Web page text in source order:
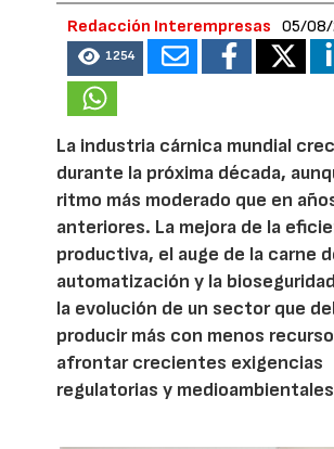
Redacción Interempresas 05/
1254
La industria cárnica mundial
durante la próxima década,
ritmo más moderado que en
anteriores. La mejora de la
productiva, el auge de la carne
automatización y la
la evolución de un sector que
producir más con menos
afrontar crecientes exigencias
regulatorias y